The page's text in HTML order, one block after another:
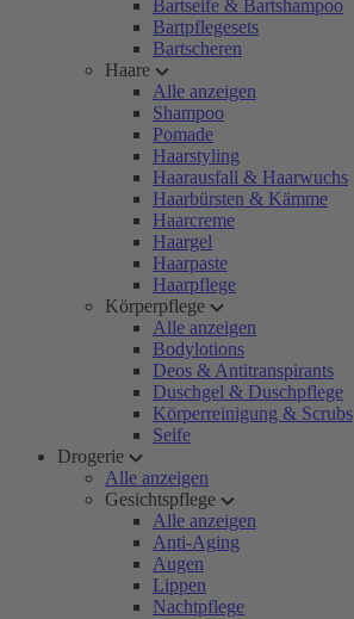
Bartseife & Bartshampoo
Bartpflegesets
Bartscheren
Haare
Alle anzeigen
Shampoo
Pomade
Haarstyling
Haarausfall & Haarwuchs
Haarbürsten & Kämme
Haarcreme
Haargel
Haarpaste
Haarpflege
Körperpflege
Alle anzeigen
Bodylotions
Deos & Antitranspirants
Duschgel & Duschpflege
Körperreinigung & Scrubs
Seife
Drogerie
Alle anzeigen
Gesichtspflege
Alle anzeigen
Anti-Aging
Augen
Lippen
Nachtpflege